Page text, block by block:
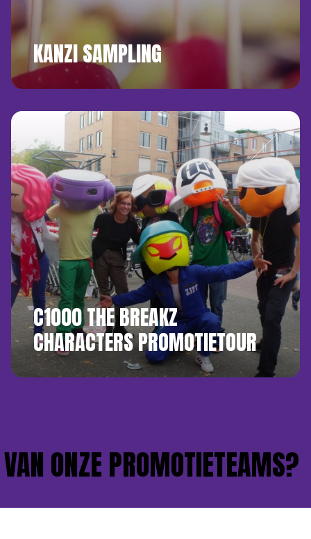
KANZI SAMPLING
C1000 THE BREAKZ
CHARACTERS PROMOTIETOUR
ONZE PROMOTIETEAMS?